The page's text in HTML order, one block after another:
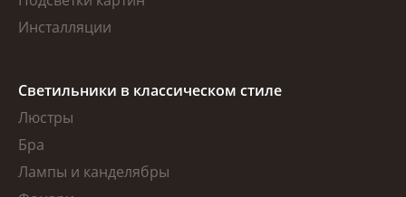
Инсталляции
Светильники в классическом стиле
Люстры
Бра
Лампы и канделябры